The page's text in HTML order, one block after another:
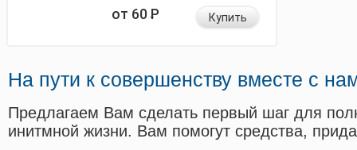
от 60Р Купить
На пути к совершенству вместе с
Предлагаем Вам сделать первый шаг для
инитмной жизни. Вам помогут средства,